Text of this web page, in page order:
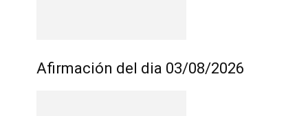
Afirmación del dia 03/08/2026